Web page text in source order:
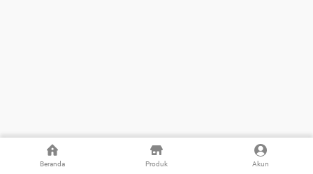
Beranda Produk Akun